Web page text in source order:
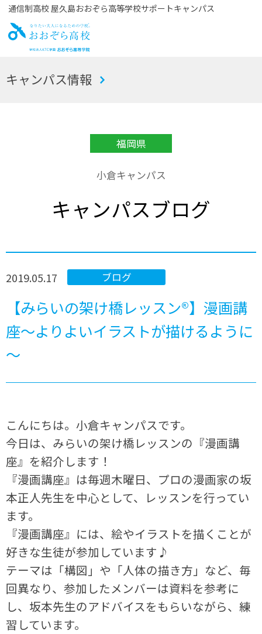
通信制高校 屋久島おおぞら高等学校サポートキャンパス
お
キャンパス情報
福岡県
小倉キャンパス
キャンパスブログ
ブログ
2019.05.17
【みらいの架け橋レッスン®】漫画講
座～よりよいイラストが描けるように
～
こんにちは。小倉キャンパスです。
今日は、みらいの架け橋レッスンの『漫画講
座』を紹介します！
『漫画講座』は毎週木曜日、プロの漫画家の坂
本正人先生を中心として、レッスンを行ってい
ます。
『漫画講座』には、絵やイラストを描くことが
好きな生徒が参加しています♪
テーマは「構図」や「人体の描き方」など、毎
回異なり、参加したメンバーは資料を参考に
し、坂本先生のアドバイスをもらいながら、練
習しています。